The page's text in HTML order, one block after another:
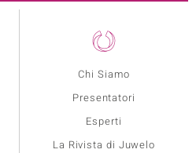
Chi Siamo
Presentatori
Esperti
La Rivista di Juwelo